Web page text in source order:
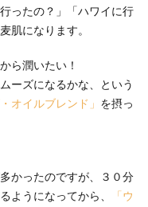
ったの？」「ハワイに行
肌になります。
ら潤いたい！
ーズになるかな、という
オイルブレンド」 を摂っ
かったのですが、３０分
ようになってから、
「ウ